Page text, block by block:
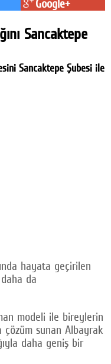
Google+
Sancaktepe
Sancaktepe Şubesi ile
hayata geçirilen
da
modeli ile bireylerin
sunan Albayrak
daha geniş bir